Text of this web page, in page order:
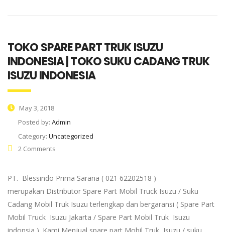
TOKO SPARE PART TRUK ISUZU
INDONESIA | TOKO SUKU CADANG TRUK
ISUZU INDONESIA
May 3, 2018
Posted by: Admin
Category: Uncategorized
2 Comments
PT. Blessindo Prima Sarana ( 021 62202518 )
merupakan Distributor Spare Part Mobil Truck Isuzu / Suku
Cadang Mobil Truk Isuzu terlengkap dan bergaransi ( Spare Part
Mobil Truck Isuzu Jakarta / Spare Part Mobil Truk Isuzu